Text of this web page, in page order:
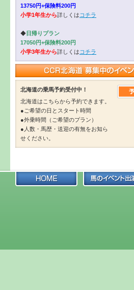
13750円+保険料200円
小学1年生から詳しくは コチラ
◆日帰りプラン
17050円+保険料200円
小学3年生から詳しくは コチラ
北海道の乗馬予約受付中！
北海道はこちらから予約できます。
●ご希望の日とスタート時間
●外乗時間（ご希望のプラン）
●人数・馬歴・送迎の有無をお知ら
せください。